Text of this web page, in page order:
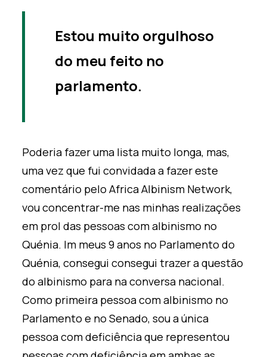
Estou muito orgulhoso
do meu feito no
parlamento.
Poderia fazer uma lista muito longa, mas,
uma vez que fui convidada a fazer este
comentário pelo Africa Albinism Network,
vou concentrar-me nas minhas realizações
em prol das pessoas com albinismo no
Quénia. Im meus 9anos no Parlamento do
Quénia, conseguiconsegui trazer a questão
do albinismo para naconversa nacional.
Como primeira pessoa com albinismo no
Parlamento e no Senado, sou a única
pessoa com deficiência que representou